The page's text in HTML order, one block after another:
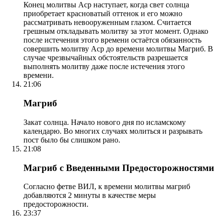
Конец молитвы Аср наступает, когда свет солнца
приобретает красноватый оттенок и его можно
рассматривать невооруженным глазом. Считается
грешным откладывать молитву за этот момент. Однако
после истечения этого времени остаётся обязанность
совершить молитву Аср до времени молитвы Магриб. В
случае чрезвычайных обстоятельств разрешается
выполнять молитву даже после истечения этого
времени.
21:06
Магриб
Закат солнца. Начало нового дня по исламскому
календарю. Во многих случаях молиться и разрывать
пост было бы слишком рано.
21:08
Магриб с Введенными Предосторожностями
Согласно фетве ВИЛ, к времени молитвы магриб
добавляются 2 минуты в качестве меры
предосторожности.
23:37